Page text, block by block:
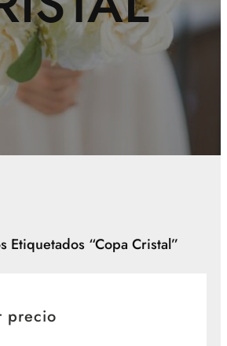
Etiquetados “copa Cristal”
precio